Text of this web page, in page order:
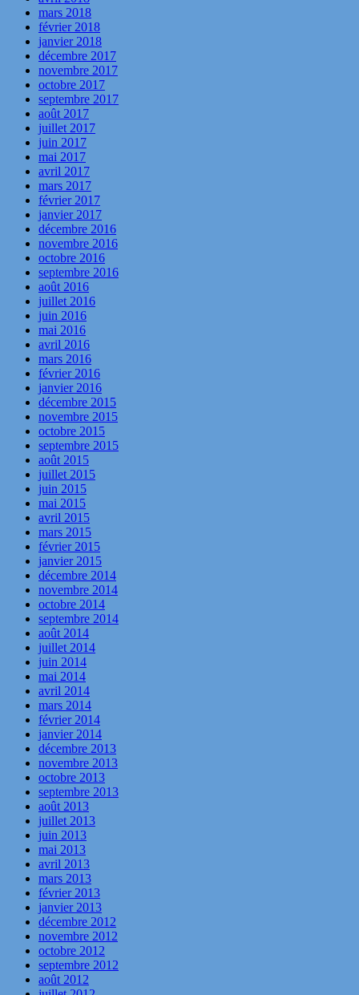
mars 2018
février 2018
janvier 2018
décembre 2017
novembre 2017
octobre 2017
septembre 2017
août 2017
juillet 2017
juin 2017
mai 2017
avril 2017
mars 2017
février 2017
janvier 2017
décembre 2016
novembre 2016
octobre 2016
septembre 2016
août 2016
juillet 2016
juin 2016
mai 2016
avril 2016
mars 2016
février 2016
janvier 2016
décembre 2015
novembre 2015
octobre 2015
septembre 2015
août 2015
juillet 2015
juin 2015
mai 2015
avril 2015
mars 2015
février 2015
janvier 2015
décembre 2014
novembre 2014
octobre 2014
septembre 2014
août 2014
juillet 2014
juin 2014
mai 2014
avril 2014
mars 2014
février 2014
janvier 2014
décembre 2013
novembre 2013
octobre 2013
septembre 2013
août 2013
juillet 2013
juin 2013
mai 2013
avril 2013
mars 2013
février 2013
janvier 2013
décembre 2012
novembre 2012
octobre 2012
septembre 2012
août 2012